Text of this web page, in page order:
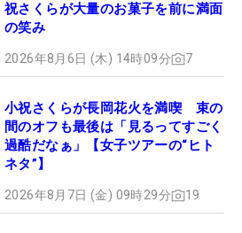
祝さくらが大量のお菓子を前に満面
の笑み
2026年8月6日 (木) 14時09分 7
小祝さくらが長岡花火を満喫 束の
間のオフも最後は「見るってすごく
過酷だなぁ」【女子ツアーの“ヒト
ネタ”】
2026年8月7日 (金) 09時29分 19